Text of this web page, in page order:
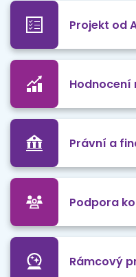
Projekt od
Právní a
Podpora
Rámcový